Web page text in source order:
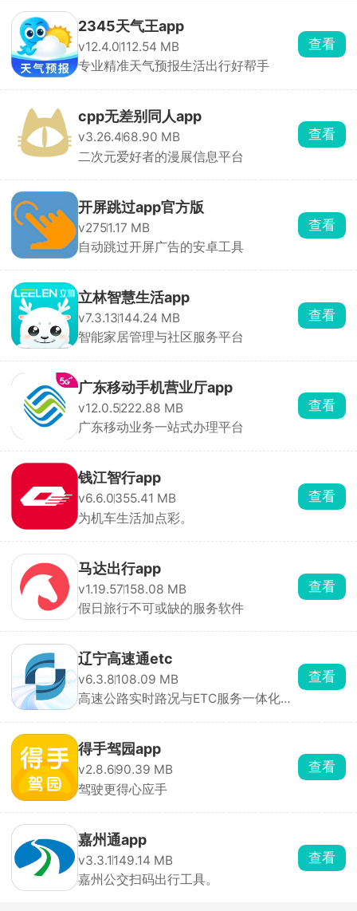
2345天气王app
v12.4.0112.54 MB
专业精准天气预报生活出行好帮手
查看
cpp无差别同人app
v3.26.468.90 MB
二次元爱好者的漫展信息平台
查看
开屏跳过app官方版
v2751.17 MB
自动跳过开屏广告的安卓工具
查看
立林智慧生活app
v7.3.13144.24 MB
智能家居管理与社区服务平台
查看
广东移动手机营业厅app
v12.0.5222.88 MB
广东移动业务一站式办理平台
查看
钱江智行app
v6.6.0355.41 MB
为机车生活加点彩。
查看
马达出行app
v1.19.57158.08 MB
假日旅行不可或缺的服务软件
查看
辽宁高速通etc
v6.3.8108.09 MB
高速公路实时路况与ETC服务一体化应
查看
得手驾园app
v2.8.690.39 MB
驾驶更得心应手
查看
嘉州通app
v3.3.1 149.14 MB
嘉州公交扫码出行工具。
查看